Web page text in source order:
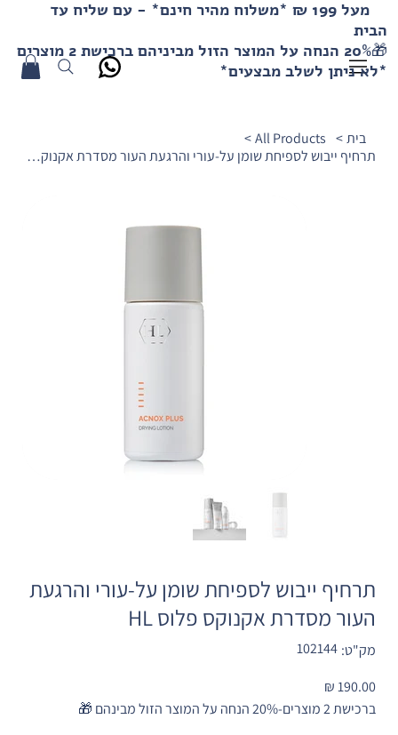
מעל 199 ₪ *משלוח מהיר חינם* - עם שליח עד
הבית
🎁20% הנחה על המוצר הזול מביניהם ברכישת 2 מוצרים
*לא ניתן לשלב מבצעים*
בית>
All Products
>
תרחיף ייבוש לספיחת שומן על-עורי והרגעת העור מסדרת אקנוקס פלוס HL
תרחיף ייבוש לספיחת שומן על-עורי והרגעת
העור מסדרת אקנוקס פלוס HL
מק"ט:
מק"ט
102144
102144
ברכישת 2 מוצרים-20% הנחה על המוצר הזול מבינהם 🎁